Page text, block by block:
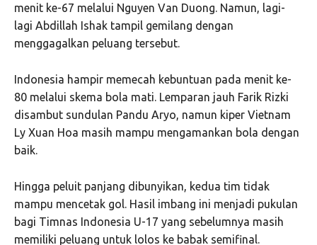
menit ke-67 melalui Nguyen Van Duong. Namun, lagi-
lagi Abdillah Ishak tampil gemilang dengan
menggagalkan peluang tersebut.
Indonesia hampir memecah kebuntuan pada menit ke-
80 melalui skema bola mati. Lemparan jauh Farik Rizki
disambut sundulan Pandu Aryo, namun kiper Vietnam
Ly Xuan Hoa masih mampu mengamankan bola dengan
baik.
Hingga peluit panjang dibunyikan, kedua tim tidak
mampu mencetak gol. Hasil imbang ini menjadi pukulan
bagi Timnas Indonesia U-17 yang sebelumnya masih
memiliki peluang untuk lolos ke babak semifinal.